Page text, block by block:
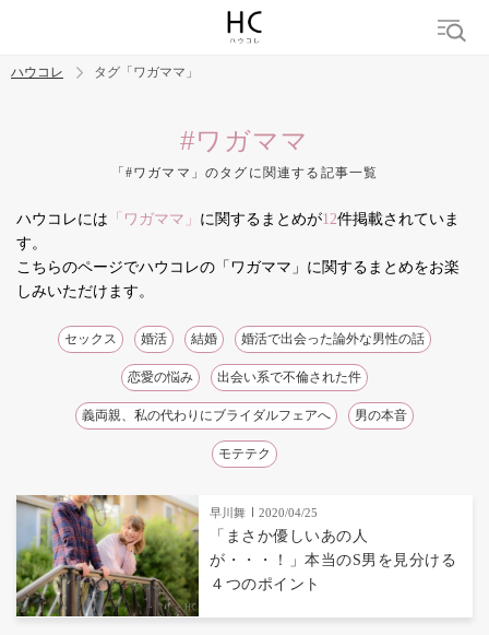
結婚 セックス カップル 男の本音 モテテク 婚活
ハウコレ タグ「ワガママ」
#ワガママ
「#ワガママ」のタグに関連する記事一覧
ハウコレには 「ワガママ」 に関するまとめが12件掲載されていま
す。
こちらのページでハウコレの「ワガママ」に関するまとめをお楽
しみいただけます。
セックス 婚活 結婚 婚活で出会った論外な男性の話
恋愛の悩み 出会い系で不倫された件
義両親、私の代わりにブライダルフェアへ 男の本音
モテテク
早川舞 2020/04/25
「まさか優しいあの人
が・・・！」本当のS男を見分ける
４つのポイント